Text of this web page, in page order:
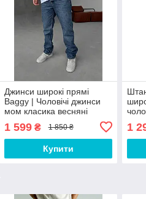
Джинси широкі прямі
Baggy | Чоловічі джинси
мом класика весняні
1 599₴ 1 850 ₴
Купити
1